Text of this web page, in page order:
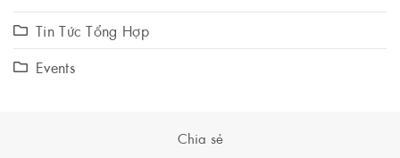
Tin Tức Tổng Hợp
Events
Chia sẻ